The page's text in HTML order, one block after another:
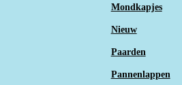
Mondkapjes
Nieuw
Paarden
Pannenlappen